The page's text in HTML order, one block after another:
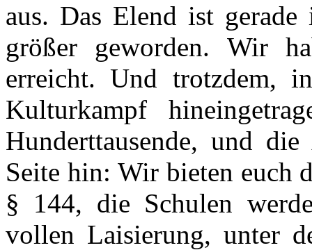
aus. Das Elend ist
größer geworden. Wir
erreicht. Und trotzdem,
Kulturkampf
Hunderttausende, und
Seite hin: Wir bieten euch
§ 144, die Schulen
vollen Laisierung, unter